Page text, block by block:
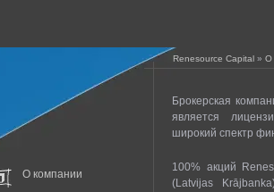
Renesource Capital » О
Брокерская
является
широкий спектр
100% акций
(Latvijas
О компании